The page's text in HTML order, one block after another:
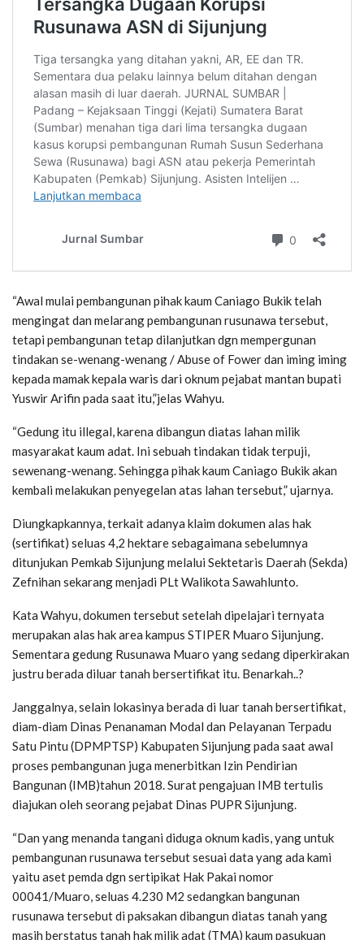
“Awal mulai pembangunan pihak kaum Caniago Bukik telah
mengingat dan melarang pembangunan rusunawa tersebut,
tetapi pembangunan tetap dilanjutkan dgn mempergunan
tindakan se-wenang-wenang / Abuse of Fower dan iming iming
kepada mamak kepala waris dari oknum pejabat mantan bupati
Yuswir Arifin pada saat itu,”jelas Wahyu.
“Gedung itu illegal, karena dibangun diatas lahan milik
masyarakat kaum adat. Ini sebuah tindakan tidak terpuji,
sewenang-wenang. Sehingga pihak kaum Caniago Bukik akan
kembali melakukan penyegelan atas lahan tersebut,” ujarnya.
Diungkapkannya, terkait adanya klaim dokumen alas hak
(sertifikat) seluas 4,2 hektare sebagaimana sebelumnya
ditunjukan Pemkab Sijunjung melalui Sektetaris Daerah (Sekda)
Zefnihan sekarang menjadi PLt Walikota Sawahlunto.
Kata Wahyu, dokumen tersebut setelah dipelajari ternyata
merupakan alas hak area kampus STIPER Muaro Sijunjung.
Sementara gedung Rusunawa Muaro yang sedang diperkirakan
justru berada diluar tanah bersertifikat itu. Benarkah..?
Janggalnya, selain lokasinya berada di luar tanah bersertifikat,
diam-diam Dinas Penanaman Modal dan Pelayanan Terpadu
Satu Pintu (DPMPTSP) Kabupaten Sijunjung pada saat awal
proses pembangunan juga menerbitkan Izin Pendirian
Bangunan (IMB)tahun 2018. Surat pengajuan IMB tertulis
diajukan oleh seorang pejabat Dinas PUPR Sijunjung.
“Dan yang menanda tangani diduga oknum kadis, yang untuk
pembangunan rusunawa tersebut sesuai data yang ada kami
yaitu aset pemda dgn sertipikat Hak Pakai nomor
00041/Muaro, seluas 4.230 M2 sedangkan bangunan
rusunawa tersebut di paksakan dibangun diatas tanah yang
masih berstatus tanah hak milik adat (TMA) kaum pasukuan